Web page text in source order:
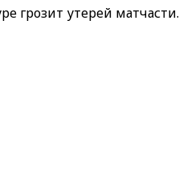
грозит утерей матчасти.